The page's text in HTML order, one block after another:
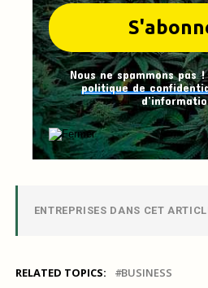
Nous ne spammons pas
politique de
ENTREPRISES DANS CET
RELATED TOPICS: BUSINESS